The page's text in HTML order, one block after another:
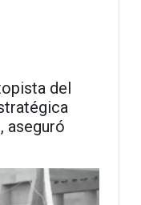
del
aseguró